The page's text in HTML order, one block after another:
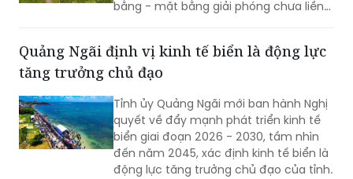
bằng - mặt bằng giải phóng chưa liền
Quảng Ngãi định vị kinh tế biển là động lực
tăng trưởng chủ đạo
Tỉnh ủy Quảng Ngãi mới ban hành Nghị
quyết về đẩy mạnh phát triển kinh tế
biển giai đoạn 2026 - 2030, tầm nhìn
đến năm 2045, xác định kinh tế biển là
động lực tăng trưởng chủ đạo của tỉnh.